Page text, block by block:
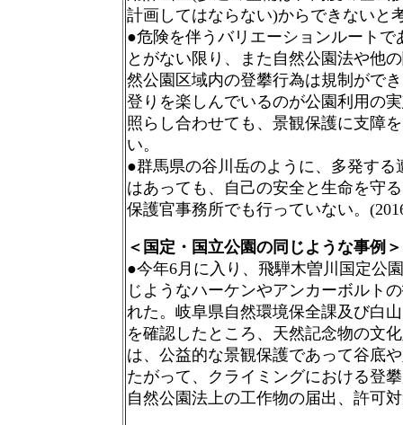
計画してはならない)からできないと
●危険を伴うバリエーションルート
とがない限り、また自然公園法や他
然公園区域内の登攀行為は規制がで
登りを楽しんでいるのが公園利用の
照らし合わせても、景観保護に支障
い。
●群馬県の谷川岳のように、多発す
はあっても、自己の安全と生命を守
保護官事務所でも行っていない。
＜国定・国立公園の同じような事例＞
●今年6月に入り、飛騨木曽川国定公
じようなハーケンやアンカーボルト
れた。岐阜県自然環境保全課及び白
を確認したところ、天然記念物の文
は、公益的な景観保護であって谷底
たがって、クライミングにおける登
自然公園法上の工作物の届出、許可